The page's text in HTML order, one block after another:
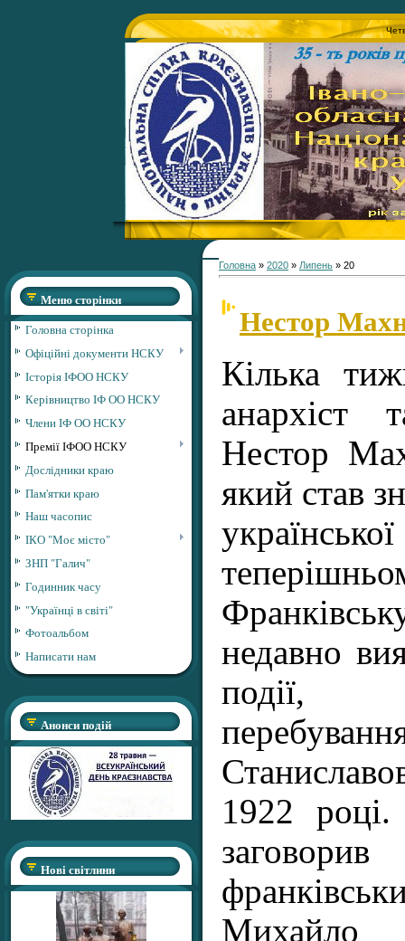
Меню сторінки
Головна сторінка
Офіційні документи НСКУ
Історія ІФОО НСКУ
Керівництво ІФ ОО НСКУ
Члени ІФ ОО НСКУ
Премії ІФОО НСКУ
Дослідники краю
Пам'ятки краю
Наш часопис
ІКО "Моє місто"
ЗНП "Галич"
Годинник часу
"Українці в світі"
Фотоальбом
Написати нам
Анонси подій
Нові світлини
Головна » 2020 » Липень » 20
Нестор
Кілька
анархіст
Нестор
який став
недавно
події,
1922
Михайло